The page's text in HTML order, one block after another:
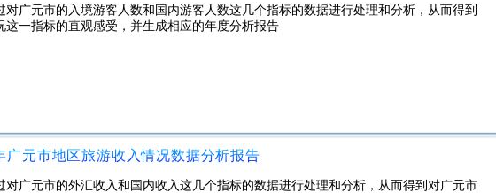
对广元市的入境游客人数和国内游客人数这几个指标的数据进行处理和分析，从而得到
这一指标的直观感受，并生成相应的年度分析报告
广元市地区旅游收入情况数据分析报告
对广元市的外汇收入和国内收入这几个指标的数据进行处理和分析，从而得到对广元市